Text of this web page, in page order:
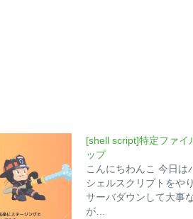
[shell script]特定ファイ
ップ
こんにちわんこ 今日は
シェルスクリプトをや
サーバダウンして大事
が…